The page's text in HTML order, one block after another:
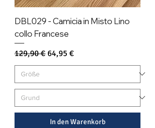
DBL029 - Camicia in Misto Lino
collo Francese
Standardpreis
129,90 €Sale-Preis
64,95 €
In den Warenkorb